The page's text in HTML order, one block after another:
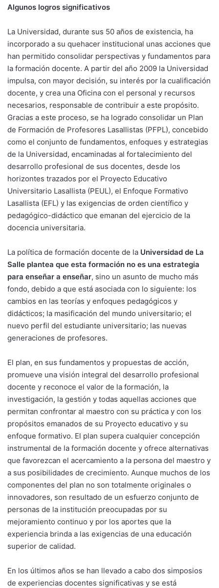
Algunos logros significativos
La Universidad, durante sus 50 años de existencia, ha
incorporado a su quehacer institucional unas acciones que
han permitido consolidar perspectivas y fundamentos para
la formación docente. A partir del año 2009 la Universidad
impulsa, con mayor decisión, su interés por la cualificación
docente, y crea una Oficina con el personal y recursos
necesarios, responsable de contribuir a este propósito.
Gracias a este proceso, se ha logrado consolidar un Plan
de Formación de Profesores Lasallistas (PFPL), concebido
como el conjunto de fundamentos, enfoques y estrategias
de la Universidad, encaminadas al fortalecimiento del
desarrollo profesional de sus docentes, desde los
horizontes trazados por el Proyecto Educativo
Universitario Lasallista (PEUL), el Enfoque Formativo
Lasallista (EFL) y las exigencias de orden científico y
pedagógico-didáctico que emanan del ejercicio de la
docencia universitaria.
La política de formación docente de la Universidad de La
Salle plantea que esta formación no es una estrategia
para enseñar a enseñar, sino un asunto de mucho más
fondo, debido a que está asociada con lo siguiente: los
cambios en las teorías y enfoques pedagógicos y
didácticos; la masificación del mundo universitario; el
nuevo perfil del estudiante universitario; las nuevas
generaciones de profesores.
El plan, en sus fundamentos y propuestas de acción,
promueve una visión integral del desarrollo profesional
docente y reconoce el valor de la formación, la
investigación, la gestión y todas aquellas acciones que
permitan confrontar al maestro con su práctica y con los
propósitos emanados de su Proyecto educativo y su
enfoque formativo. El plan supera cualquier concepción
instrumental de la formación docente y ofrece alternativas
que favorezcan el acercamiento a la persona del maestro y
a sus posibilidades de crecimiento. Aunque muchos de los
componentes del plan no son totalmente originales o
innovadores, son resultado de un esfuerzo conjunto de
personas de la institución preocupadas por su
mejoramiento continuo y por los aportes que la
experiencia brinda a las exigencias de una educación
superior de calidad.
En los últimos años se han llevado a cabo dos simposios
de experiencias docentes significativas y se está